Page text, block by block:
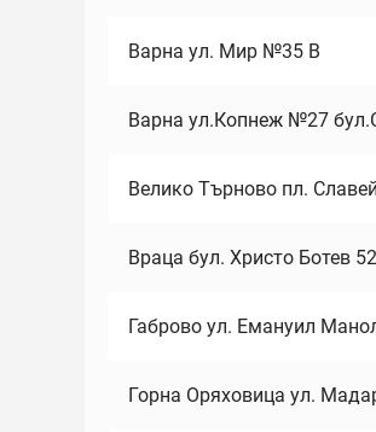
Варна ул. Мир №35 В
Варна ул.Копнеж №27
Велико Търново пл.
Враца бул. Христо Ботев 52
Габрово ул. Емануил
Горна Оряховица ул.